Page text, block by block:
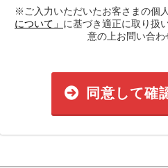
※ご入力いただいたお客さまの個人
について」 に基づき適正に取り扱
意の上お問い合わ
同意して確